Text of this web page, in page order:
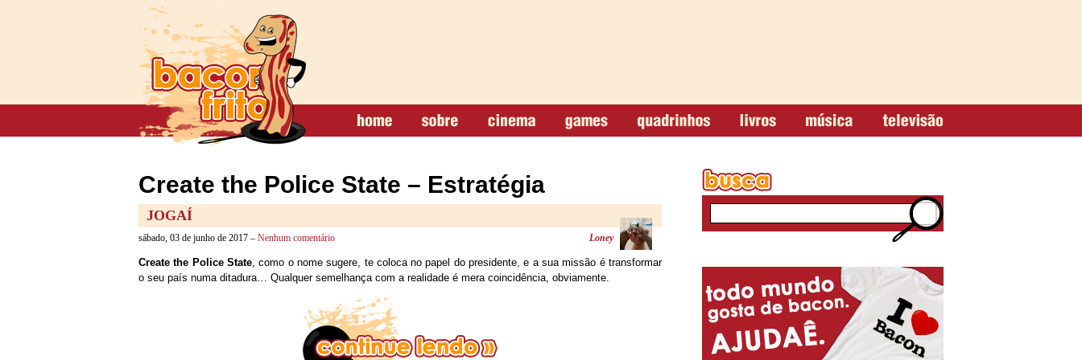
Create the Police State – Estratégia
JOGAÍ
sábado, 03 de junho de 2017 – Nenhum comentário Loney
Create the Police State, como o nome sugere, te coloca no papel do presidente, e a sua missão é transformar
o seu país numa ditadura… Qualquer semelhança com a realidade é mera coincidência, obviamente.